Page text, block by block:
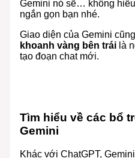
Gemini nó sẽ… không
ngắn gọn bạn nhé.
Giao diện của Gemini
khoanh vàng bên trái là
tạo đoạn chat mới.
Tìm hiểu về các bổ
Gemini
Khác với ChatGPT,